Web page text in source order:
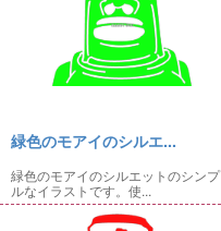
緑色のモアイのシルエ...
緑色のモアイのシルエットのシンプ
ルなイラストです。使...